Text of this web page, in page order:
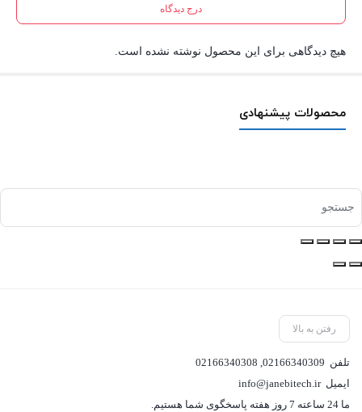
درج دیدگاه
هیچ دیدگاهی برای این محصول نوشته نشده است.
محصولات پیشنهادی
رفتن به بالا
تلفن 02166340309
,
02166340308
ایمیلinfo@janebitech.ir
ما 24 ساعته 7 روز هفته پاسخگوی شما هستیم.